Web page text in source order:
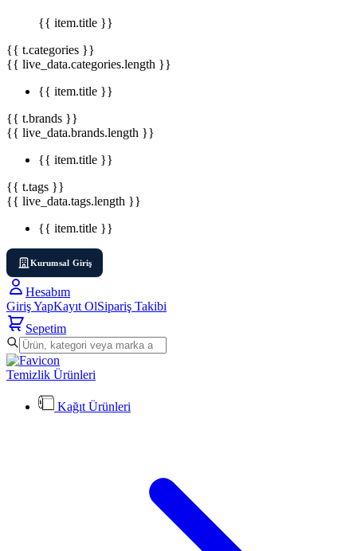
{{ item.title }}
{{ t.categories }}
{{ live_data.categories.length }}
{{ item.title }}
{{ t.brands }}
{{ live_data.brands.length }}
{{ item.title }}
{{ t.tags }}
{{ live_data.tags.length }}
{{ item.title }}
Kurumsal Giriş
Hesabım
Giriş YapKayıt OlSipariş Takibi
Sepetim
Temizlik Ürünleri
Kağıt Ürünleri